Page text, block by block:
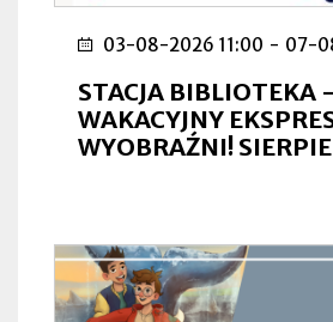
03-08-2026 11:00 - 07-
STACJA BIBLIOTEKA
WAKACYJNY
WYOBRAŹNI!